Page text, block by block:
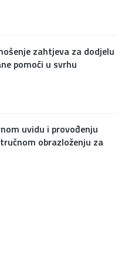
zahtjeva za dodjelu
pomoći u svrhu
uvidu i provođenju
obrazloženju za